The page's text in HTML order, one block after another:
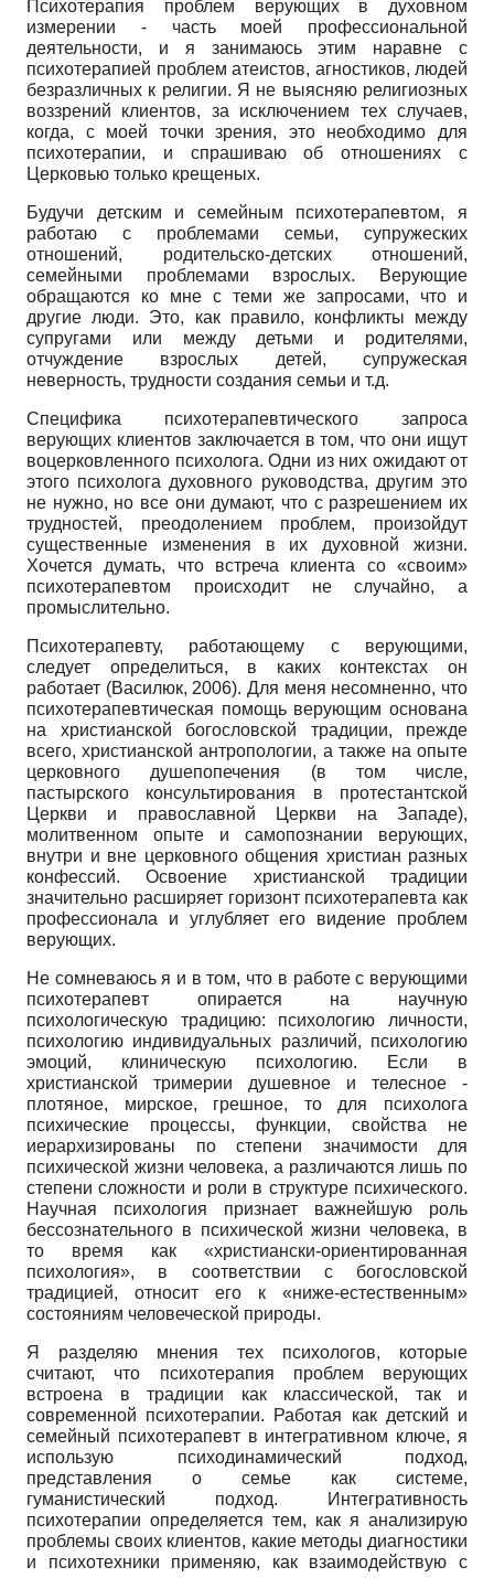
Психотерапия проблем верующих в духовном
измерении - часть моей профессиональной
деятельности, и я занимаюсь этим наравне с
психотерапией проблем атеистов, агностиков, людей
безразличных к религии. Я не выясняю религиозных
воззрений клиентов, за исключением тех случаев,
когда, с моей точки зрения, это необходимо для
психотерапии, и спрашиваю об отношениях с
Церковью только крещеных.
Будучи детским и семейным психотерапевтом, я
работаю с проблемами семьи, супружеских
отношений, родительско-детских отношений,
семейными проблемами взрослых. Верующие
обращаются ко мне с теми же запросами, что и
другие люди. Это, как правило, конфликты между
супругами или между детьми и родителями,
отчуждение взрослых детей, супружеская
неверность, трудности создания семьи и т.д.
Специфика психотерапевтического запроса
верующих клиентов заключается в том, что они ищут
воцерковленного психолога. Одни из них ожидают от
этого психолога духовного руководства, другим это
не нужно, но все они думают, что с разрешением их
трудностей, преодолением проблем, произойдут
существенные изменения в их духовной жизни.
Хочется думать, что встреча клиента со «своим»
психотерапевтом происходит не случайно, а
промыслительно.
Психотерапевту, работающему с верующими,
следует определиться, в каких контекстах он
работает (Василюк, 2006). Для меня несомненно, что
психотерапевтическая помощь верующим основана
на христианской богословской традиции, прежде
всего, христианской антропологии, а также на опыте
церковного душепопечения (в том числе,
пастырского консультирования в протестантской
Церкви и православной Церкви на Западе),
молитвенном опыте и самопознании верующих,
внутри и вне церковного общения христиан разных
конфессий. Освоение христианской традиции
значительно расширяет горизонт психотерапевта как
профессионала и углубляет его видение проблем
верующих.
Не сомневаюсь я и в том, что в работе с верующими
психотерапевт опирается на научную
психологическую традицию: психологию личности,
психологию индивидуальных различий, психологию
эмоций, клиническую психологию. Если в
христианской тримерии душевное и телесное -
плотяное, мирское, грешное, то для психолога
психические процессы, функции, свойства не
иерархизированы по степени значимости для
психической жизни человека, а различаются лишь по
степени сложности и роли в структуре психического.
Научная психология признает важнейшую роль
бессознательного в психической жизни человека, в
то время как «христиански-ориентированная
психология», в соответствии с богословской
традицией, относит его к «ниже-естественным»
состояниям человеческой природы.
Я разделяю мнения тех психологов, которые
считают, что психотерапия проблем верующих
встроена в традиции как классической, так и
современной психотерапии. Работая как детский и
семейный психотерапевт в интегративном ключе, я
использую психодинамический подход,
представления о семье как системе,
гуманистический подход. Интегративность
психотерапии определяется тем, как я анализирую
проблемы своих клиентов, какие методы диагностики
и психотехники применяю, как взаимодействую с